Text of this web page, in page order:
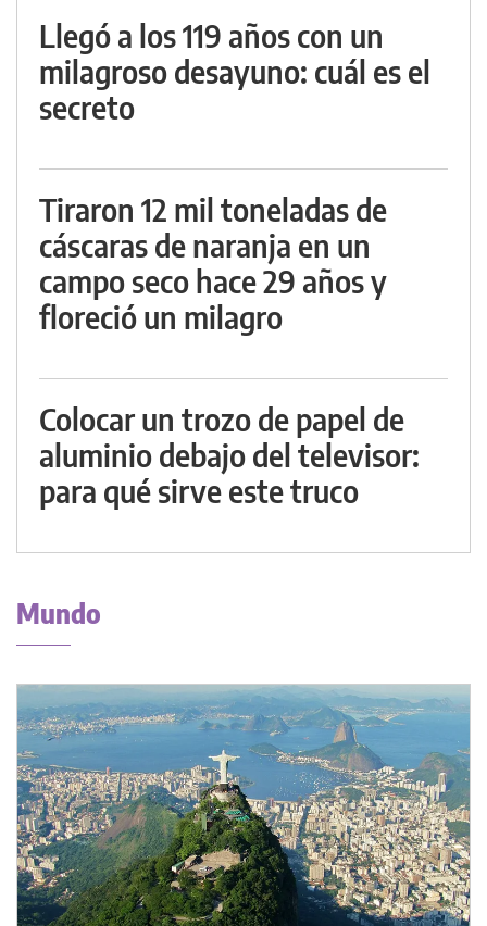
Llegó a los 119 años con un
milagroso desayuno: cuál es el
secreto
Tiraron 12 mil toneladas de
cáscaras de naranja en un
campo seco hace 29 años y
floreció un milagro
Colocar un trozo de papel de
aluminio debajo del televisor:
para qué sirve este truco
Mundo